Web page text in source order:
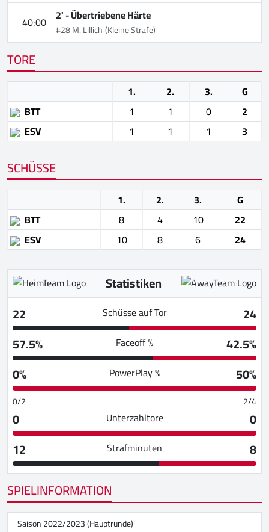
40:00 2' -Übertriebene Härte
#28 M. Lillich(Kleine Strafe)
TORE
1. 2. 3.
G
BTT
1 1 0
2
ESV
1 1 1 3
SCHÜSSE
1. 2. 3.
G
BTT
8 4 10
22
ESV
10 8 6 24
Statistiken
22
Schüsse auf Tor
24
57.5%
Faceoff %
42.5%
0%
PowerPlay % 50%
0/2 2/4
0 Unterzahltore
0
12
Strafminuten
8
SPIELINFORMATION
Saison 2022/2023 (Hauptrunde)